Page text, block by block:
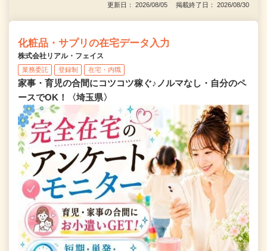
更新日： 2026/08/05 掲載終了日： 2026/08/30
化粧品・サプリの在宅データ入力
株式会社リアル・フェイス
業務委託 登録制 在宅・内職
家事・育児の合間にコツコツ稼ぐ♪ノルマなし・自分のペ
ースでOK！〈埼玉県〉